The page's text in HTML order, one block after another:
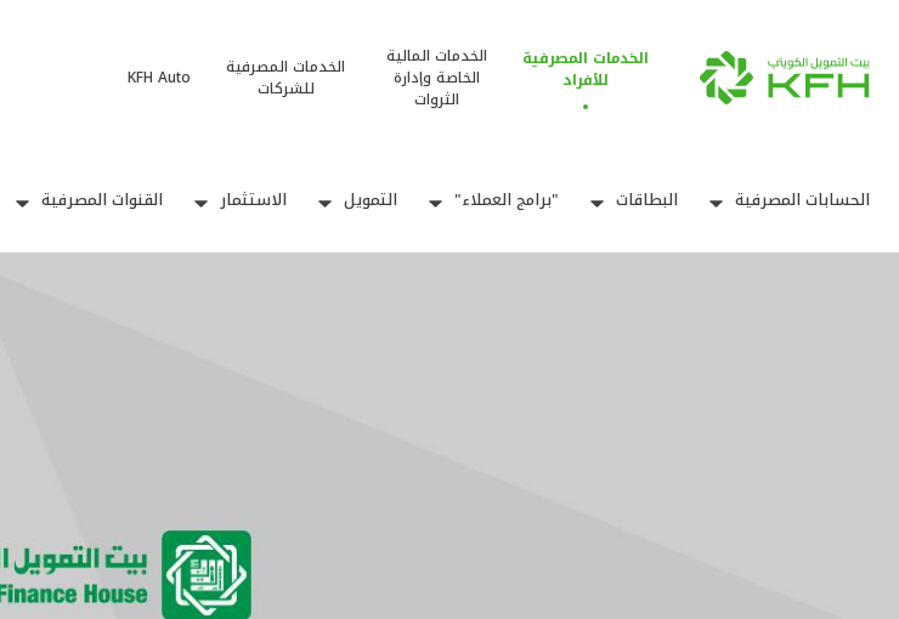
الخدمات المصرفية
للأفراد
الخدمات المالية
الخاصة وإدارة
الثروات
الخدمات المصرفية
للشركات
KFH Auto
الحسابات المصرفية البطاقات "برامج العملاء" التمويل الاستثمار القنوات المصرفية